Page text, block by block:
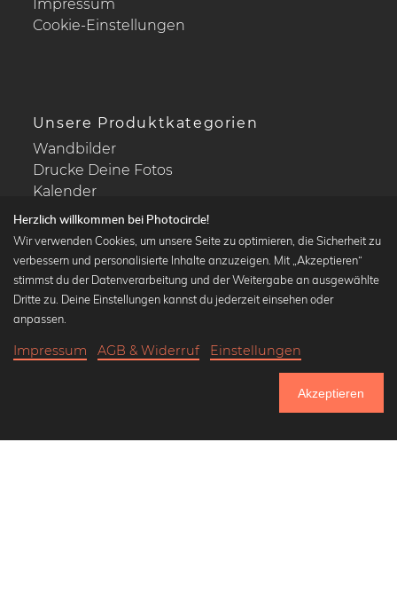
Bis Donnerstag: 20% Rabatt auf alle Bilder
Impressum
Cookie-Einstellungen
Unsere Produktkategorien
Wandbilder
Drucke Deine Fotos
Kalender
Beliebte Kollektionen
Wandbilder in schwarz-weiß
Klassiker der Kunstgeschichte
Herzlich willkommen bei Photocircle!
Wir verwenden Cookies, um unsere Seite zu optimieren, die Sicherheit zu
verbessern und personalisierte Inhalte anzuzeigen. Mit „Akzeptieren“
stimmst du der Datenverarbeitung und der Weitergabe an ausgewählte
Dritte zu. Deine Einstellungen kannst du jederzeit einsehen oder
anpassen.
Impressum AGB & Widerruf Einstellungen
Akzeptieren